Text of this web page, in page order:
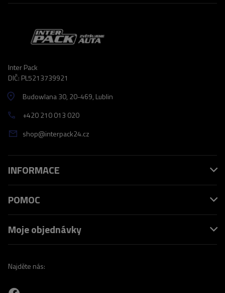
Inter Pack
DIČ: PL5213739921
Budowlana 30, 20-469, Lublin
+420 210 013 020
shop@interpack24.cz
INFORMACE
POMOC
Moje objednávky
Najděte nás: